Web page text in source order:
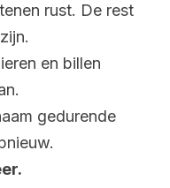
rust. De rest
en billen
gedurende